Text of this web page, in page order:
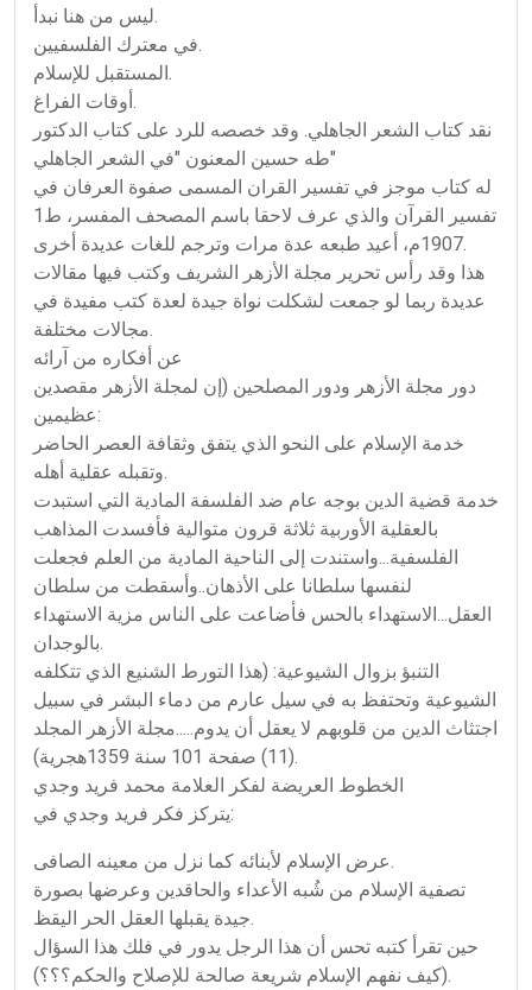
ليس من هنا نبدأ.
في معترك الفلسفيين.
المستقبل للإسلام.
أوقات الفراغ.
نقد كتاب الشعر الجاهلي. وقد خصصه للرد على كتاب الدكتور
طه حسين المعنون "في الشعر الجاهلي"
له كتاب موجز في تفسير القران المسمى صفوة العرفان في
تفسير القرآن والذي عرف لاحقا باسم المصحف المفسر، ط1
1907م، أعيد طبعه عدة مرات وترجم للغات عديدة أخرى.
هذا وقد رأس تحرير مجلة الأزهر الشريف وكتب فيها مقالات
عديدة ربما لو جمعت لشكلت نواة جيدة لعدة كتب مفيدة في
مجالات مختلفة.
عن أفكاره من آرائه
دور مجلة الأزهر ودور المصلحين (إن لمجلة الأزهر مقصدين
عظيمين:
خدمة الإسلام على النحو الذي يتفق وثقافة العصر الحاضر
وتقبله عقلية أهله.
خدمة قضية الدين بوجه عام ضد الفلسفة المادية التي استبدت
بالعقلية الأوربية ثلاثة قرون متوالية فأفسدت المذاهب
الفلسفية...واستندت إلى الناحية المادية من العلم فجعلت
لنفسها سلطانا على الأذهان..وأسقطت من سلطان
العقل...الاستهداء بالحس فأضاعت على الناس مزية الاستهداء
بالوجدان.
التنبؤ بزوال الشيوعية: (هذا التورط الشنيع الذي تتكلفه
الشيوعية وتحتفظ به في سيل عارم من دماء البشر في سبيل
اجتثاث الدين من قلوبهم لا يعقل أن يدوم.....مجلة الأزهر المجلد
(11) صفحة 101 سنة 1359هجرية).
الخطوط العريضة لفكر العلامة محمد فريد وجدي
يتركز فكر فريد وجدي في:
عرض الإسلام لأبنائه كما نزل من معينه الصافى.
تصفية الإسلام من شُبه الأعداء والحاقدين وعرضها بصورة
جيدة يقبلها العقل الحر اليقظ.
حين تقرأ كتبه تحس أن هذا الرجل يدور في فلك هذا السؤال
(كيف نفهم الإسلام شريعة صالحة للإصلاح والحكم؟؟؟).